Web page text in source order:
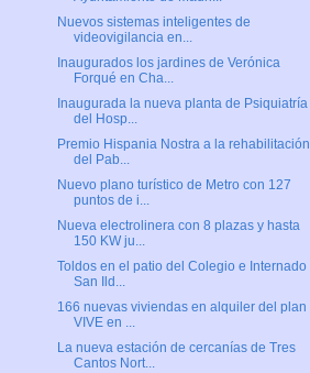
Nuevos sistemas inteligentes de
videovigilancia en...
Inaugurados los jardines de Verónica
Forqué en Cha...
Inaugurada la nueva planta de Psiquiatría
del Hosp...
Premio Hispania Nostra a la rehabilitación
del Pab...
Nuevo plano turístico de Metro con 127
puntos de i...
Nueva electrolinera con 8 plazas y hasta
150 KW ju...
Toldos en el patio del Colegio e Internado
San Ild...
166 nuevas viviendas en alquiler del plan
VIVE en ...
La nueva estación de cercanías de Tres
Cantos Nort...